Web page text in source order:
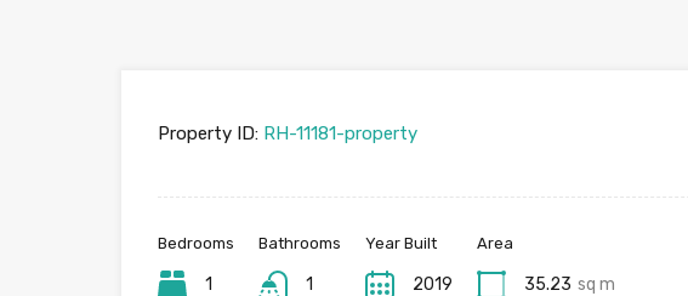
Property ID: RH-11181-property
Bedrooms
1
Bathrooms
1
Year Built
2019
Area
35.23 sq m